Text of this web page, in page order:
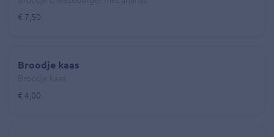
€ 7,50
Broodje kaas
€ 4,00